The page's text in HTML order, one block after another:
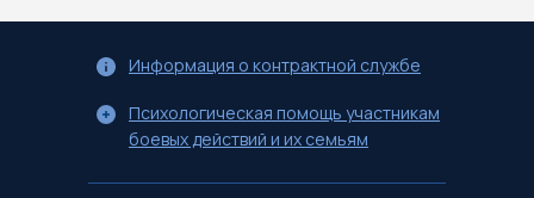
Информация о контрактной службе
Психологическая помощь участникам
боевых действий и их семьям